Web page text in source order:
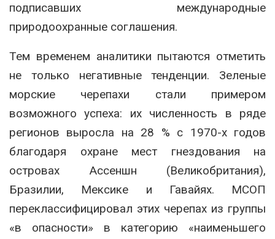
подписавших международные
природоохранные соглашения.
Тем временем аналитики пытаются отметить
не только негативные тенденции. Зеленые
морские черепахи стали примером
возможного успеха: их численность в ряде
регионов выросла на 28 % с 1970-х годов
благодаря охране мест гнездования на
островах Ассеншн (Великобритания),
Бразилии, Мексике и Гавайях. МСОП
переклассифицировал этих черепах из группы
«в опасности» в категорию «наименьшего